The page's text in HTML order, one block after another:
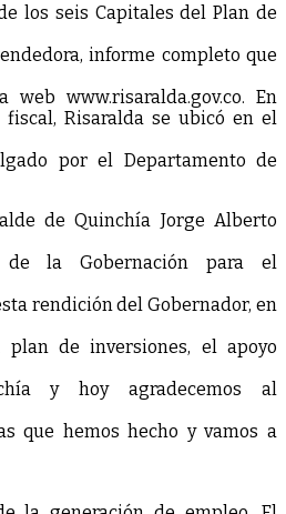
los seis Capitales del Plan de
informe completo que
www.risaralda.gov.co. En
Risaralda se ubicó en el
por el Departamento de
de Quinchía Jorge Alberto
de la Gobernación para el
rendición del Gobernador, en
de inversiones, el apoyo
y hoy agradecemos al
que hemos hecho y vamos a